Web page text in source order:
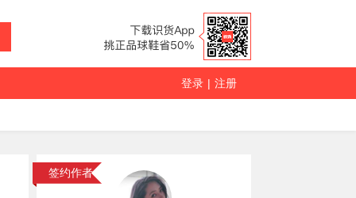
登录 | 注册
签约作者